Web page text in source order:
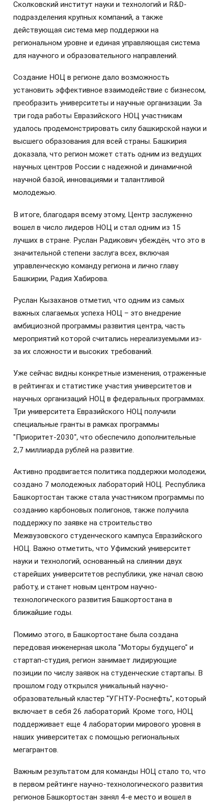
Сколковский институт науки и технологий и R&D-
подразделения крупных компаний, а также
действующая система мер поддержки на
региональном уровне и единая управляющая система
для научного и образовательного направлений.
Создание НОЦ в регионе дало возможность
установить эффективное взаимодействие с бизнесом,
преобразить университеты и научные организации. За
три года работы Евразийского НОЦ участникам
удалось продемонстрировать силу башкирской науки и
высшего образования для всей страны. Башкирия
доказала, что регион может стать одним из ведущих
научных центров России с надежной и динамичной
научной базой, инновациями и талантливой
молодежью.
В итоге, благодаря всему этому, Центр заслуженно
вошел в число лидеров НОЦ и стал одним из 15
лучших в стране. Руслан Радикович убеждён, что это в
значительной степени заслуга всех, включая
управленческую команду региона и лично главу
Башкирии, Радия Хабирова.
Руслан Кызаханов отметил, что одним из самых
важных слагаемых успеха НОЦ – это внедрение
амбициозной программы развития центра, часть
мероприятий которой считались нереализуемыми из-
за их сложности и высоких требований.
Уже сейчас видны конкретные изменения, отраженные
в рейтингах и статистике участия университетов и
научных организаций НОЦ в федеральных программах.
Три университета Евразийского НОЦ получили
специальные гранты в рамках программы
"Приоритет-2030", что обеспечило дополнительные
2,7 миллиарда рублей на развитие.
Активно продвигается политика поддержки молодежи,
создано 7 молодежных лабораторий НОЦ. Республика
Башкортостан также стала участником программы по
созданию карбоновых полигонов, также получила
поддержку по заявке на строительство
Межвузовского студенческого кампуса Евразийского
НОЦ. Важно отметить, что Уфимский университет
науки и технологий, основанный на слиянии двух
старейших университетов республики, уже начал свою
работу, и станет новым центром научно-
технологического развития Башкортостана в
ближайшие годы.
Помимо этого, в Башкортостане была создана
передовая инженерная школа "Моторы будущего" и
стартап-студия, регион занимает лидирующие
позиции по числу заявок на студенческие стартапы. В
прошлом году открылся уникальный научно-
образовательный кластер "УГНТУ-Роснефть", который
включает в себя 26 лабораторий. Кроме того, НОЦ
поддерживает еще 4 лаборатории мирового уровня в
наших университетах с помощью региональных
мегагрантов.
Важным результатом для команды НОЦ стало то, что
в первом рейтинге научно-технологического развития
регионов Башкортостан занял 4-е место и вошел в